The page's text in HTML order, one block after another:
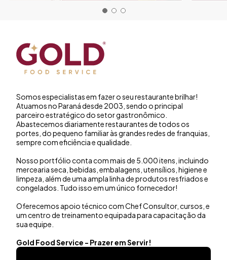
Somos especialistas em fazer o seu restaurante brilhar!
Atuamos no Paraná desde 2003, sendo o principal
parceiro estratégico do setor gastronômico.
Abastecemos diariamente restaurantes de todos os
portes, do pequeno familiar às grandes redes de franquias,
sempre com eficiência e qualidade.
Nosso portfólio conta com mais de 5.000 itens, incluindo
mercearia seca, bebidas, embalagens, utensílios, higiene e
limpeza, além de uma ampla linha de produtos resfriados e
congelados. Tudo isso em um único fornecedor!
Oferecemos apoio técnico com Chef Consultor, cursos, e
um centro de treinamento equipada para capacitação da
sua equipe.
Gold Food Service - Prazer em Servir!